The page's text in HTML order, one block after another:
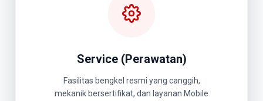
Service (Perawatan)
Fasilitas bengkel resmi yang canggih,
mekanik bersertifikat, dan layanan Mobile